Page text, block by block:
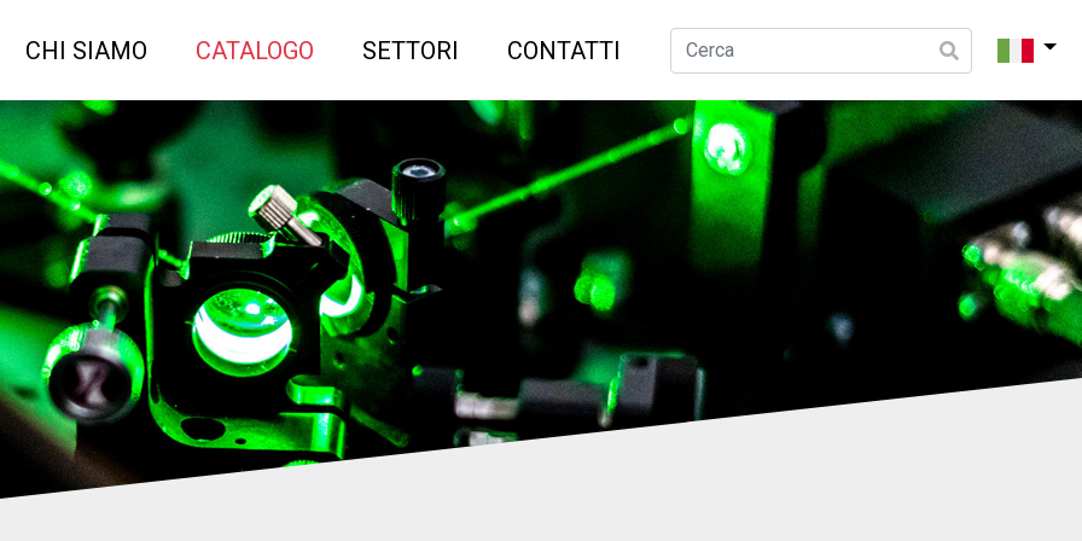
CHI SIAMO CATALOGO SETTORI CONTATTI